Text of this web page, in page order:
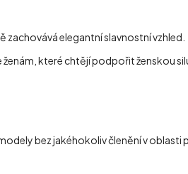
elegantní slavnostní vzhled.
které chtějí podpořit ženskou
bez jakéhokoliv členění v oblasti